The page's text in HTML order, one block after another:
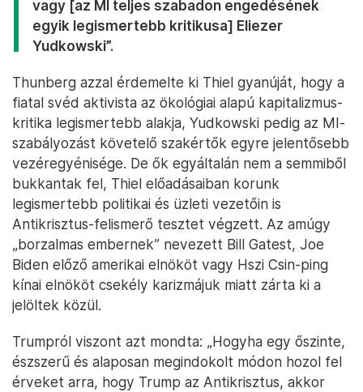
vagy [az MI teljes szabadon engedésének
egyik legismertebb kritikusa] Eliezer
Yudkowski”.
Thunberg azzal érdemelte ki Thiel gyanúját, hogy a
fiatal svéd aktivista az ökológiai alapú kapitalizmus-
kritika legismertebb alakja, Yudkowski pedig az MI-
szabályozást követelő szakértők egyre jelentősebb
vezéregyénisége. De ők egyáltalán nem a semmiből
bukkantak fel, Thiel előadásaiban korunk
legismertebb politikai és üzleti vezetőin is
Antikrisztus-felismerő tesztet végzett. Az amúgy
„borzalmas embernek” nevezett Bill Gatest, Joe
Biden előző amerikai elnököt vagy Hszi Csin-ping
kínai elnököt csekély karizmájuk miatt zárta ki a
jelöltek közül.
Trumpról viszont azt mondta: „Hogyha egy őszinte,
észszerű és alaposan megindokolt módon hozol fel
érveket arra, hogy Trump az Antikrisztus, akkor